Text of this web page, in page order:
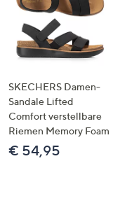
SKECHERS Damen-
Sandale Lifted
Comfort verstellbare
Riemen Memory Foam
€ 54,95